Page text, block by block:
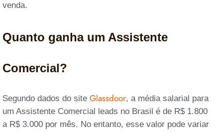
venda.
Quanto ganha um Assistente
Comercial?
Segundo dados do site Glassdoor, a média salarial para
um Assistente Comercial leads no Brasil é de R$ 1.800
a R$ 3.000 por mês. No entanto, esse valor pode variar